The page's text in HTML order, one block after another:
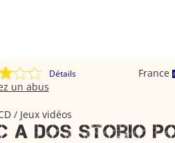
Détails France
un abus
/ Jeux vidéos
a dos storio